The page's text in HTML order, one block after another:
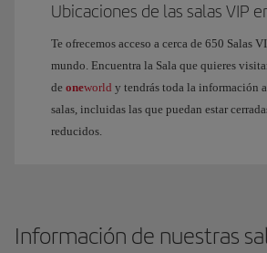
Ubicaciones de las salas VIP
Te ofrecemos acceso a cerca de 650 Salas
mundo. Encuentra la Sala que quieres
de oneworld y tendrás toda la información
salas, incluidas las que puedan estar
reducidos.
Información de nuestras